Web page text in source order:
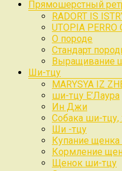
Прямошерстный
RADORT IS
UTOPIA PERRO
О породе
Стандарт
Выращивание
Ши-тцу
MARYSYA IZ
ши-тцу Е’Лаура
Ин Джи
Собака ши-тцу,
Ши -тцу
Купание
Кормление
Щенок ши-тцу